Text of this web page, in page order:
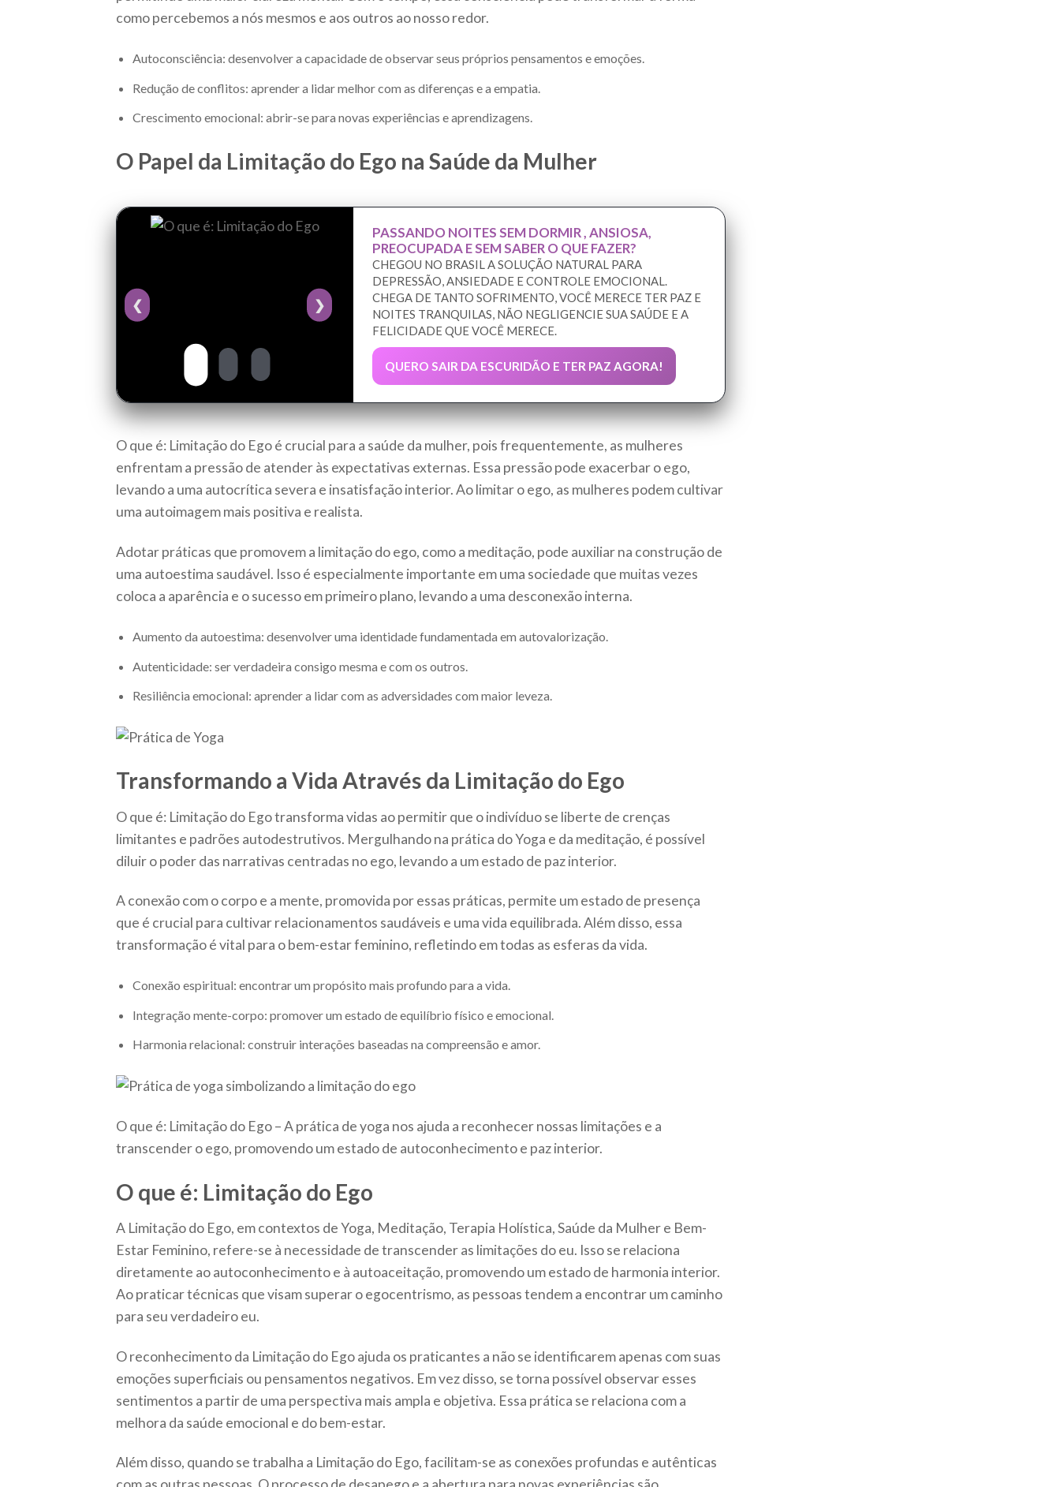
como percebemos a nós mesmos e aos outros ao nosso redor.
Autoconsciência: desenvolver a capacidade de observar seus próprios pensamentos e emoções.
Redução de conflitos: aprender a lidar melhor com as diferenças e a empatia.
Crescimento emocional: abrir-se para novas experiências e aprendizagens.
O Papel da Limitação do Ego na Saúde da Mulher
❮ ❯
PASSANDO NOITES SEM DORMIR , ANSIOSA,
PREOCUPADA E SEM SABER O QUE FAZER?
CHEGOU NO BRASIL A SOLUÇÃO NATURAL PARA
DEPRESSÃO, ANSIEDADE E CONTROLE EMOCIONAL.
CHEGA DE TANTO SOFRIMENTO, VOCÊ MERECE TER PAZ E
NOITES TRANQUILAS, NÃO NEGLIGENCIE SUA SAÚDE E A
FELICIDADE QUE VOCÊ MERECE.
QUERO SAIR DA ESCURIDÃO E TER PAZ AGORA!
O que é: Limitação do Ego é crucial para a saúde da mulher, pois frequentemente, as mulheres
enfrentam a pressão de atender às expectativas externas. Essa pressão pode exacerbar o ego,
levando a uma autocrítica severa e insatisfação interior. Ao limitar o ego, as mulheres podem cultivar
uma autoimagem mais positiva e realista.
Adotar práticas que promovem a limitação do ego, como a meditação, pode auxiliar na construção de
uma autoestima saudável. Isso é especialmente importante em uma sociedade que muitas vezes
coloca a aparência e o sucesso em primeiro plano, levando a uma desconexão interna.
Aumento da autoestima: desenvolver uma identidade fundamentada em autovalorização.
Autenticidade: ser verdadeira consigo mesma e com os outros.
Resiliência emocional: aprender a lidar com as adversidades com maior leveza.
Transformando a Vida Através da Limitação do Ego
O que é: Limitação do Ego transforma vidas ao permitir que o indivíduo se liberte de crenças
limitantes e padrões autodestrutivos. Mergulhando na prática do Yoga e da meditação, é possível
diluir o poder das narrativas centradas no ego, levando a um estado de paz interior.
A conexão com o corpo e a mente, promovida por essas práticas, permite um estado de presença
que é crucial para cultivar relacionamentos saudáveis e uma vida equilibrada. Além disso, essa
transformação é vital para o bem-estar feminino, refletindo em todas as esferas da vida.
Conexão espiritual: encontrar um propósito mais profundo para a vida.
Integração mente-corpo: promover um estado de equilíbrio físico e emocional.
Harmonia relacional: construir interações baseadas na compreensão e amor.
O que é: Limitação do Ego – A prática de yoga nos ajuda a reconhecer nossas limitações e a
transcender o ego, promovendo um estado de autoconhecimento e paz interior.
O que é: Limitação do Ego
A Limitação do Ego, em contextos de Yoga, Meditação, Terapia Holística, Saúde da Mulher e Bem-
Estar Feminino, refere-se à necessidade de transcender as limitações do eu. Isso se relaciona
diretamente ao autoconhecimento e à autoaceitação, promovendo um estado de harmonia interior.
Ao praticar técnicas que visam superar o egocentrismo, as pessoas tendem a encontrar um caminho
para seu verdadeiro eu.
O reconhecimento da Limitação do Ego ajuda os praticantes a não se identificarem apenas com suas
emoções superficiais ou pensamentos negativos. Em vez disso, se torna possível observar esses
sentimentos a partir de uma perspectiva mais ampla e objetiva. Essa prática se relaciona com a
melhora da saúde emocional e do bem-estar.
Além disso, quando se trabalha a Limitação do Ego, facilitam-se as conexões profundas e autênticas